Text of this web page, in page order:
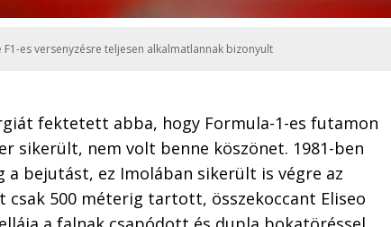
es versenyzésre teljesen alkalmatlannak bizonyult
fektetett abba, hogy Formula-1-es futamon
sikerült, nem volt benne köszönet. 1981-ben
a bejutást, ez Imolában sikerült is végre az
500 méterig tartott, összekoccant Eliseo